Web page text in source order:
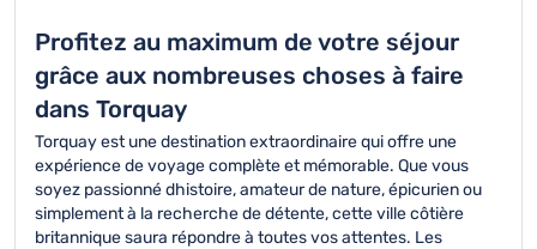
Profitez au maximum de votre séjour
grâce aux nombreuses choses à faire
dans Torquay
Torquay est une destination extraordinaire qui offre une
expérience de voyage complète et mémorable. Que vous
soyez passionné dhistoire, amateur de nature, épicurien ou
simplement à la recherche de détente, cette ville côtière
britannique saura répondre à toutes vos attentes. Les